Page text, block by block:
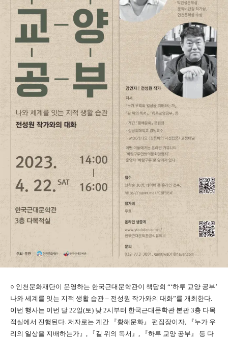
○ 인천문화재단이 운영하는 한국근대문학관이 책담회 “‘하루 교양 공부’
나와 세계를 잇는 지적 생활 습관 – 전성원 작가와의 대화”를 개최한다.
이번 행사는 이번 달 22일(토) 낮 2시부터 한국근대문학관 본관 3층 다목
적실에서 진행된다. 저자로는 계간 『황해문화』 편집장이자, 『누가 우
리의 일상을 지배하는가』, 『길 위의 독서』, 『하루 교양 공부』 등 다